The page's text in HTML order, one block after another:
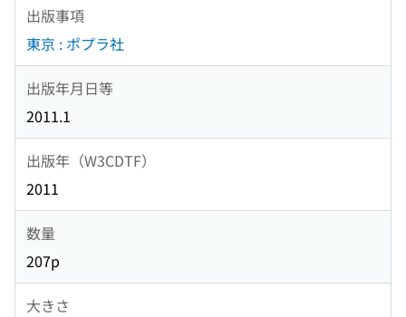
出版事項
東京 : ポプラ社
出版年月日等
2011.1
出版年（W3CDTF）
2011
数量
207p
大きさ